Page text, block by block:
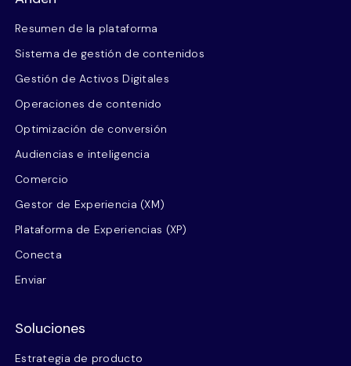
Resumen de la plataforma
Sistema de gestión de contenidos
Gestión de Activos Digitales
Operaciones de contenido
Optimización de conversión
Audiencias e inteligencia
Comercio
Gestor de Experiencia (XM)
Plataforma de Experiencias (XP)
Conecta
Enviar
Soluciones
Estrategia de producto